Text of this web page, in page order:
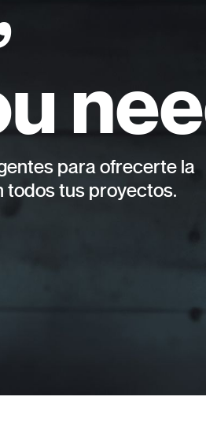
para ofrecerte la
todos tus proyectos.